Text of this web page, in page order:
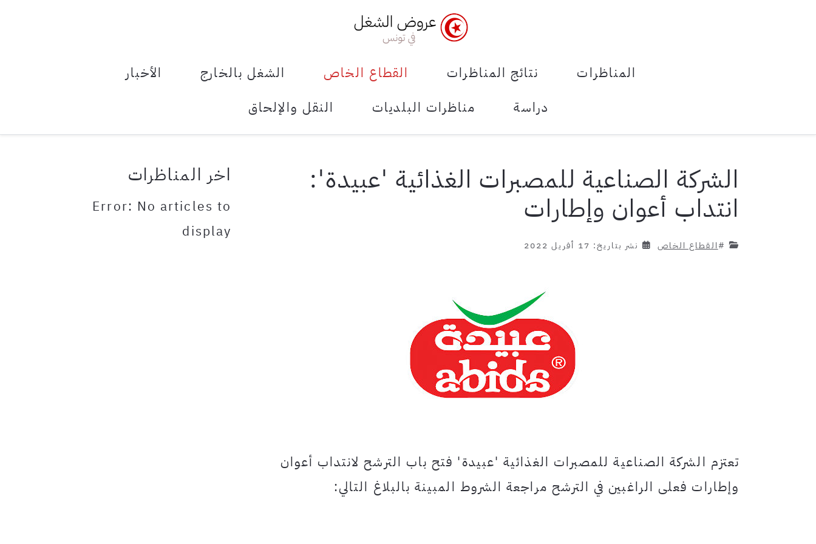
المناظرات نتائج المناظرات القطاع الخاص الشغل بالخارج
الأخبار
دراسة
مناظرات البلديات النقل والإلحاق
الشركة الصناعية للمصبرات الغذائية 'عبيدة':
انتداب أعوان وإطارات
#القطاع الخاص نشر بتاريخ: 17 أفريل 2022
تعتزم الشركة الصناعية للمصبرات الغذائية 'عبيدة' فتح باب الترشح لانتداب أعوان
وإطارات فعلى الراغبين في الترشح مراجعة الشروط المبينة بالبلاغ التالي:
اخر المناظرات
Error: No articles to
display